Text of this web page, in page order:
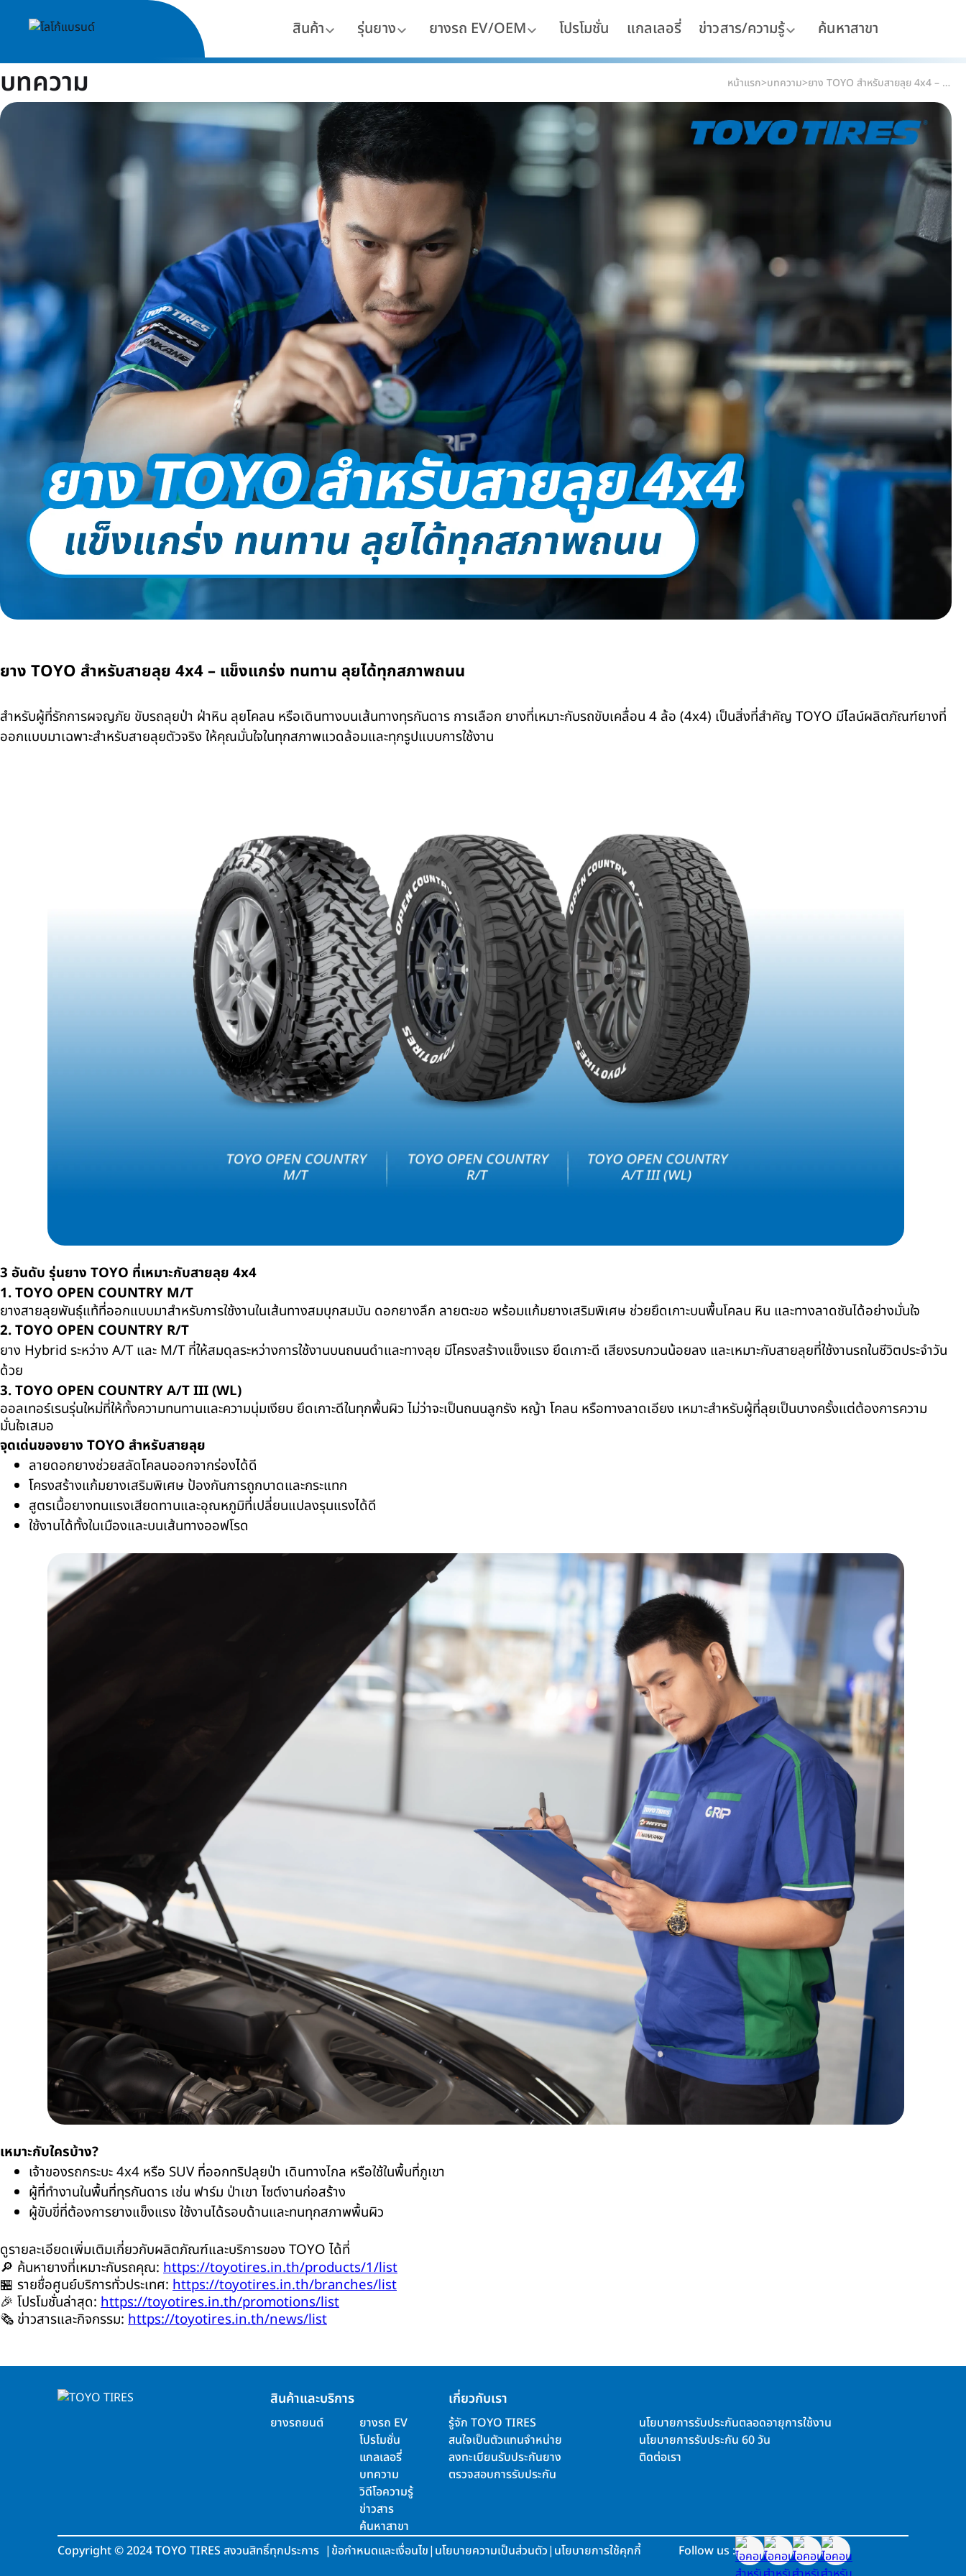
สินค้า รุ่นยาง ยางรถ EV/OEM โปรโมชั่น แกลเลอรี่ ข่าวสาร/ความรู้ ค้นหาสาขา
บทความ หน้าแรก>บทความ> ยาง TOYO สำหรับสายลุย 4x4 – แข็งแกร่ง ทนทาน ลุยได้ทุกสภาพถนน
ยาง TOYO สำหรับสายลุย 4x4 – แข็งแกร่ง ทนทาน ลุยได้ทุกสภาพถนน
สำหรับผู้ที่รักการผจญภัย ขับรถลุยป่า ฝ่าหิน ลุยโคลน หรือเดินทางบนเส้นทางทุรกันดาร การเลือก ยางที่เหมาะกับรถขับเคลื่อน 4 ล้อ (4x4) เป็นสิ่งที่สำคัญ TOYO มีไลน์ผลิตภัณฑ์ยางที่
ออกแบบมาเฉพาะสำหรับสายลุยตัวจริง ให้คุณมั่นใจในทุกสภาพแวดล้อมและทุกรูปแบบการใช้งาน
3 อันดับ รุ่นยาง TOYO ที่เหมาะกับสายลุย 4x4
1. TOYO OPEN COUNTRY M/T
ยางสายลุยพันธุ์แท้ที่ออกแบบมาสำหรับการใช้งานในเส้นทางสมบุกสมบัน ดอกยางลึก ลายตะขอ พร้อมแก้มยางเสริมพิเศษ ช่วยยึดเกาะบนพื้นโคลน หิน และทางลาดชันได้อย่างมั่นใจ
2. TOYO OPEN COUNTRY R/T
ยาง Hybrid ระหว่าง A/Tและ M/Tที่ให้สมดุลระหว่างการใช้งานบนถนนดำและทางลุย มีโครงสร้างแข็งแรง ยึดเกาะดี เสียงรบกวนน้อยลง และเหมาะกับสายลุยที่ใช้งานรถในชีวิตประจำวัน
ด้วย
3. TOYO OPEN COUNTRY A/T III (WL)
ออลเทอร์เรนรุ่นใหม่ที่ให้ทั้งความทนทานและความนุ่มเงียบ ยึดเกาะดีในทุกพื้นผิว ไม่ว่าจะเป็นถนนลูกรัง หญ้า โคลน หรือทางลาดเอียง เหมาะสำหรับผู้ที่ลุยเป็นบางครั้งแต่ต้องการความ
มั่นใจเสมอ
จุดเด่นของยาง TOYO สำหรับสายลุย
ลายดอกยางช่วยสลัดโคลนออกจากร่องได้ดี
โครงสร้างแก้มยางเสริมพิเศษ ป้องกันการถูกบาดและกระแทก
สูตรเนื้อยางทนแรงเสียดทานและอุณหภูมิที่เปลี่ยนแปลงรุนแรงได้ดี
ใช้งานได้ทั้งในเมืองและบนเส้นทางออฟโรด
เหมาะกับใครบ้าง?
เจ้าของรถกระบะ4x4 หรือ SUV ที่ออกทริปลุยป่า เดินทางไกล หรือใช้ในพื้นที่ภูเขา
ผู้ที่ทำงานในพื้นที่ทุรกันดาร เช่น ฟาร์ม ป่าเขา ไซต์งานก่อสร้าง
ผู้ขับขี่ที่ต้องการยางแข็งแรง ใช้งานได้รอบด้านและทนทุกสภาพพื้นผิว
ดูรายละเอียดเพิ่มเติมเกี่ยวกับผลิตภัณฑ์และบริการของ TOYO ได้ที่
🔎 ค้นหายางที่เหมาะกับรถคุณ: https://toyotires.in.th/products/1/list
🏪 รายชื่อศูนย์บริการทั่วประเทศ: https://toyotires.in.th/branches/list
🎉 โปรโมชั่นล่าสุด: https://toyotires.in.th/promotions/list
🗞️ ข่าวสารและกิจกรรม: https://toyotires.in.th/news/list
สินค้าและบริการ
ยางรถยนต์
ยางรถ EV
โปรโมชั่น
แกลเลอรี่
บทความ
วิดีโอความรู้
ข่าวสาร
ค้นหาสาขา
เกี่ยวกับเรา
รู้จัก TOYO TIRES
สนใจเป็นตัวแทนจำหน่าย
ลงทะเบียนรับประกันยาง
ตรวจสอบการรับประกัน
นโยบายการรับประกันตลอดอายุการใช้งาน
นโยบายการรับประกัน 60 วัน
ติดต่อเรา
Copyright©2024 TOYO TIRES สงวนสิทธิ์ทุกประการ | ข้อกำหนดและเงื่อนไข| นโยบายความเป็นส่วนตัว| นโยบายการใช้คุกกี้ Follow us :